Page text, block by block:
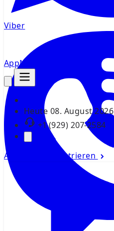
AppMsr
Heute 08. August 2026
+1 (929) 207-2584
Anmelden Registrieren
Viber